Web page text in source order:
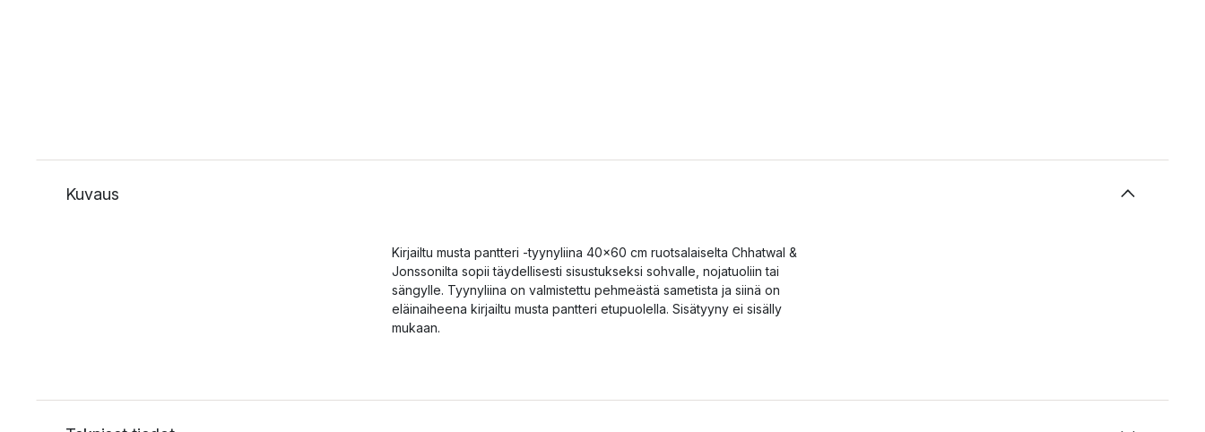
Kuvaus
Kirjailtu musta pantteri -tyynyliina 40x60 cm ruotsalaiselta Chhatwal &
Jonssonilta sopii täydellisesti sisustukseksi sohvalle, nojatuoliin tai
sängylle. Tyynyliina on valmistettu pehmeästä sametista ja siinä on
eläinaiheena kirjailtu musta pantteri etupuolella. Sisätyyny ei sisälly
mukaan.